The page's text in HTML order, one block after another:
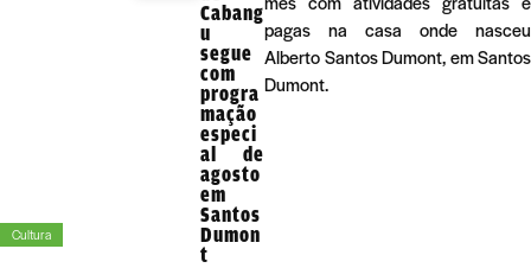
Cultura
Cabang
u
segue
com
progra
mação
especi
al de
agosto
em
Santos
Dumon
t
pagas na casa onde nasceu
Alberto Santos Dumont, em Santos
Dumont.